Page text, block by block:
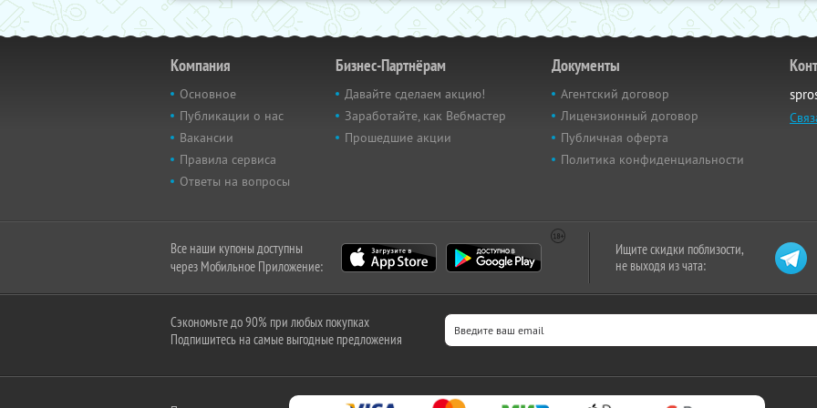
Компания
Основное
Публикации о нас
Вакансии
Правила сервиса
Ответы на вопросы
Бизнес-Партнёрам
Давайте сделаем акцию!
Заработайте, как Вебмастер
Прошедшие акции
Документы
Агентский договор
Лицензионный договор
Публичная оферта
Политика конфиденциальности
Все наши купоны доступны
через Мобильное Приложение:
Ищите скидки поблизости,
не выходя из чата:
Сэкономьте до 90% при любых покупках
Подпишитесь на самые выгодные предложения